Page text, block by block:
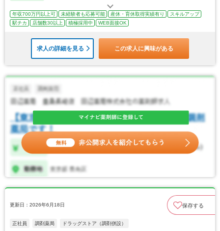
年収700万円以上可 未経験者も応募可能 産休・育休取得実績有り
スキルアップ
駅チカ
店舗数30以上 積極採用中 WEB面接OK
求人の詳細を見る この求人に興味がある
更新日：2026年6月18日 保存する
正社員 調剤薬局 ドラッグストア（調剤併設）